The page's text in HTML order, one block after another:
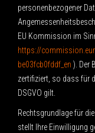
personenbezogener
EU Kommission im
https://
be03fcb0fddf_en ). Der
zertifiziert, so dass für
DSGVO gilt.
Rechtsgrundlage für
stellt Ihre Einwilligung